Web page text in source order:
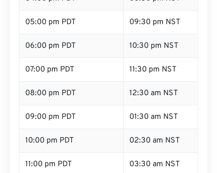
05:00 pm PDT 09:30 pm NST
06:00 pm PDT 10:30 pm NST
07:00 pm PDT 11:30 pm NST
08:00 pm PDT 12:30 am NST
09:00 pm PDT 01:30 am NST
10:00 pm PDT 02:30 am NST
11:00 pm PDT 03:30 am NST